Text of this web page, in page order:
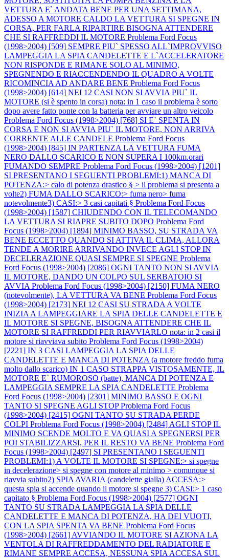
VETTURA E` ANDATA BENE PER UNA SETTIMANA,
ADESSO A MOTORE CALDO LA VETTURA SI SPEGNE IN
CORSA, PER FARLA RIPARTIRE BISOGNA ATTENDERE
CHE SI RAFFREDDI IL MOTORE Problema Ford Focus
(1998>2004) [509] SEMPRE PIU` SPESSO ALL`IMPROVVISO
LAMPEGGIA LA SPIA CANDELETTE E L`ACCELERATORE
NON RISPONDE E RIMANE SOLO AL MINIMO,
SPEGNENDO E RIACCENDENDO IL QUADRO A VOLTE
RICOMINCIA AD ANDARE BENE Problema Ford Focus
(1998>2004) [614] NEI 12 CASI NON SI AVVIA PIU` IL
MOTORE (si è spento in corsa) nota: in 1 caso il problema è sorto
dopo avere fatto ponte con la batteria per avviare un altro veicolo
Problema Ford Focus (1998>2004) [768] SI E` SPENTA IN
CORSA E NON SI AVVIA PIU` IL MOTORE, NON ARRIVA
CORRENTE ALLE CANDELE Problema Ford Focus
(1998>2004) [845] IN PARTENZA LA VETTURA FUMA
NERO DALLO SCARICO E NON SUPERA I 100km.orari
FUMANDO SEMPRE Problema Ford Focus (1998>2004) [1201]
SI PRESENTANO I SEGUENTI PROBLEMI:1) MANCA DI
POTENZA:> calo di potenza drastico § > il problema si presenta a
volte2) FUMA DALLO SCARICO:> fuma nero> fuma
notevolmente3) CASI:> 3 casi capitati § Problema Ford Focus
(1998>2004) [1587] CHIUDENDO CON IL TELECOMANDO
LA VETTURA SI RIAPRE SUBITO DOPO Problema Ford
Focus (1998>2004) [1894] MINIMO BASSO, SU STRADA VA
BENE ECCETTO QUANDO SI ATTIVA IL CLIMA, ALLORA
TENDE A MORIRE ARRIVANDO INVECE AGLI STOP IN
DECELERAZIONE QUASI SEMPRE SI SPEGNE Problema
Ford Focus (1998>2004) [2086] OGNI TANTO NON SI AVVIA
IL MOTORE, DANDO UN COLPO SUL SERBATOIO SI
AVVIA Problema Ford Focus (1998>2004) [2150] FUMA NERO
(notevolmente), LA VETTURA VA BENE Problema Ford Focus
(1998>2004) [2173] NEI 12 CASI SU STRADA A VOLTE
INIZIA A LAMPEGGIARE LA SPIA DELLE CANDELETTE E
IL MOTORE SI SPEGNE, BISOGNA ATTENDERE CHE IL
MOTORE SI RAFFREDDI PER RIAVVIARLO nota: in 2 casi il
motore si riavviava subito Problema Ford Focus (1998>2004)
[2221] IN 3 CASI LAMPEGGIA LA SPIA DELLE
CANDELETTE E MANCA DI POTENZA (a motore freddo fuma
molto dallo scarico) IN 1 CASO STRAPPA VISTOSAMENTE, IL
MOTORE E` RUMOROSO (batte), MANCA DI POTENZA E
LAMPEGGIA SEMPRE LA SPIA CANDELETTE Problema
Ford Focus (1998>2004) [2301] MINIMO BASSO E OGNI
TANTO SI SPEGNE AGLI STOPProblema Ford Focus
(1998>2004) [2415] OGNI TANTO SU STRADA PERDE
COLPI Problema Ford Focus (1998>2004) [2484] AGLI STOP IL
MINIMO SCENDE MOLTO E VA QUASI A SPEGNERSI PER
POI STABILIZZARSI, PER IL RESTO VA BENE Problema Ford
Focus (1998>2004) [2497] SI PRESENTANO I SEGUENTI
PROBLEMI:1) A VOLTE IL MOTORE SI SPEGNE:> si spegne
in decelerazione> si spegne con motore al minimo > comunque si
riavvia subito2) SPIA AVARIA (candelette gialla) ACCESA:>
questa spia si accende quando il motore si spegne 3) CASI:> 1 caso
capitato § Problema Ford Focus (1998>2004) [2577] OGNI
TANTO SU STRADA LAMPEGGIA LA SPIA DELLE
CANDELETTE E MANCA DI POTENZA, HA DEI VUOTI,
CON LA SPIA SPENTA VA BENE Problema Ford Focus
(1998>2004) [2661] AVVIANDO IL MOTORE SI AZIONA LA
VENTOLA DI RAFFREDDAMENTO DEL RADIATORE E
RIMANE SEMPRE ACCESA, NESSUNA SPIA ACCESA SUL